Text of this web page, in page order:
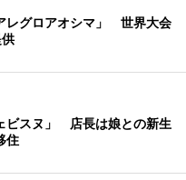
レグロアオシマ」 世界大会
ビスヌ」 店長は娘との新生
住